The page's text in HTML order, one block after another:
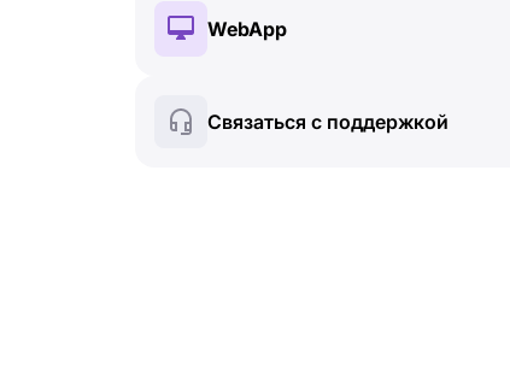
🔑 Установка и авторизация
🍀Бесплатные функции
WebApp
Связаться с поддержкой